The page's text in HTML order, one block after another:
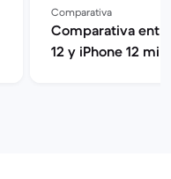
Comparativa
Comparativa
12 y iPhone 12 mini